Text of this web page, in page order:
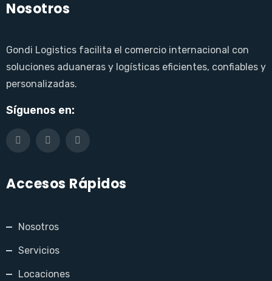
Nosotros
Gondi Logistics facilita el comercio internacional con
soluciones aduaneras y logísticas eficientes, confiables y
personalizadas.
Síguenos en:
Accesos Rápidos
Nosotros
Servicios
Locaciones